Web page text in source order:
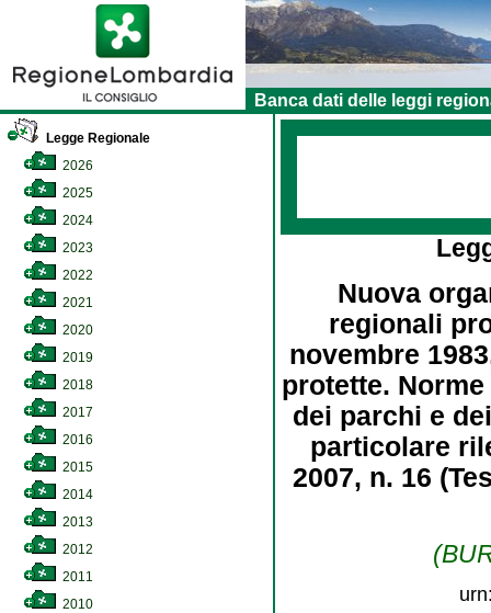
Banca dati delle leggi
Legge Regionale
2026
2025
2024
2023
2022
2021
2020
2019
2018
2017
2016
2015
2014
2013
2012
2011
2010
Nuova
regionali
novembre
protette.
dei parchi e
particolare
2007, n. 16